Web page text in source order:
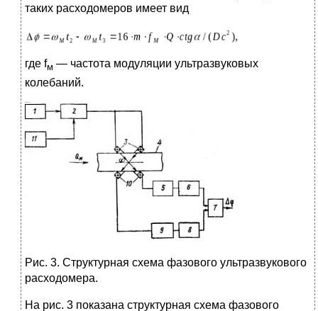
таких расходомеров имеет вид
где fм — частота модуляции ультразвуковых
колебаний.
Рис. 3. Структурная схема фазового ультразвукового
расходомера.
На рис. 3 показана структурная схема фазового